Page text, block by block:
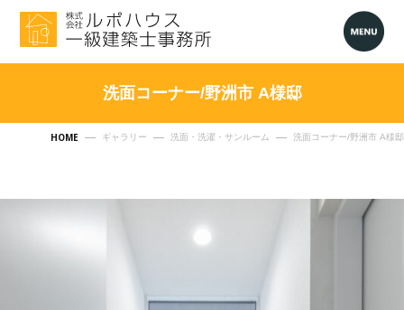
HOME ギャラリー 洗面・洗濯・サンルーム 洗面コーナー/野洲市 A様邸
洗面コーナー/野洲市 A様邸